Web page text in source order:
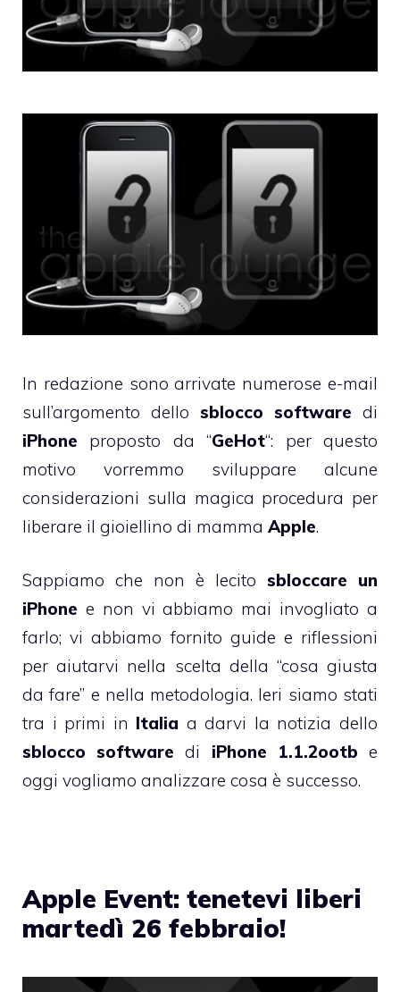
In redazione sono arrivate numerose e-mail
sull’argomento dello sblocco software di
iPhone proposto da “GeHot“: per questo
motivo vorremmo sviluppare alcune
considerazioni sulla magica procedura per
liberare il gioiellino di mamma Apple.
Sappiamo che non è lecito sbloccare un
iPhone e non vi abbiamo mai invogliato a
farlo; vi abbiamo fornito guide e riflessioni
per aiutarvi nella scelta della “cosa giusta
da fare” e nella metodologia. Ieri siamo stati
tra i primi in Italia a darvi la notizia dello
sblocco software di iPhone 1.1.2ootb e
oggi vogliamo analizzare cosa è successo.
Apple Event: tenetevi liberi
martedì 26 febbraio!